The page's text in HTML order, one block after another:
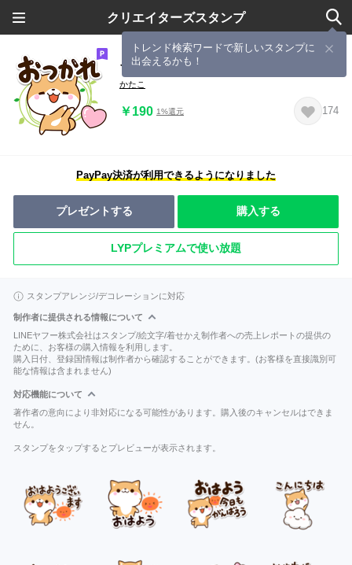
クリエイターズスタンプ
トレンド検索ワードで新しいスタンプに
出会えるかも！
ちびシバ☆あいさつ
かたこ
￥190 1%還元 174
PayPay決済が利用できるようになりました
プレゼントする 購入する
LYPプレミアムで使い放題
スタンプアレンジ/デコレーションに対応
制作者に提供される情報について
LINEヤフー株式会社はスタンプ/絵文字/着せかえ制作者への売上レポートの提供の
ために、お客様の購入情報を利用します。
購入日付、登録国情報は制作者から確認することができます。(お客様を直接識別可
能な情報は含まれません)
対応機能について
著作者の意向により非対応になる可能性があります。購入後のキャンセルはできま
せん。
スタンプをタップするとプレビューが表示されます。